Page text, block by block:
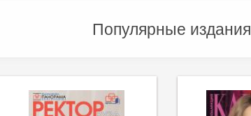
Популярные издания